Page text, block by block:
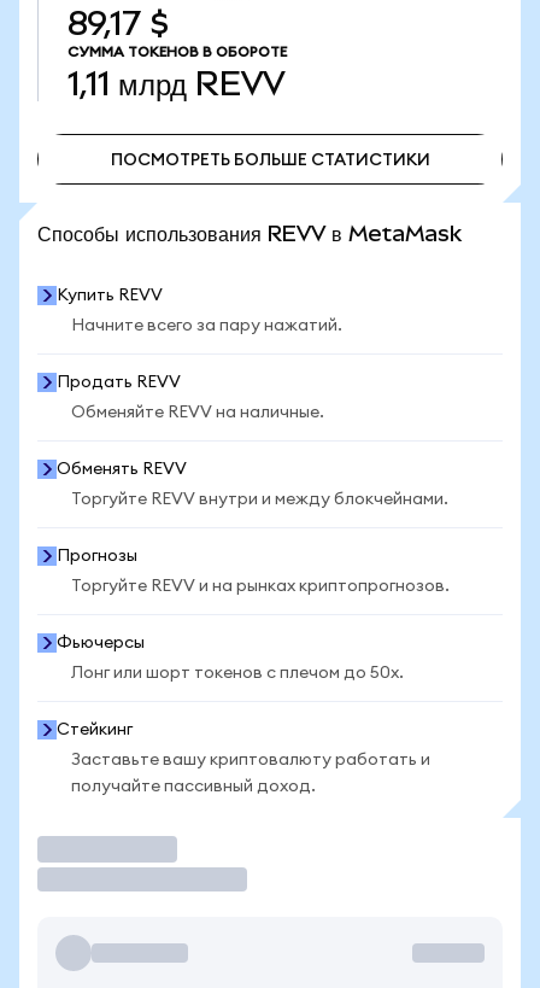
89,17 $
СУММА ТОКЕНОВ В ОБОРОТЕ
1,11 млрд REVV
ПОСМОТРЕТЬ БОЛЬШЕ СТАТИСТИКИ
Способы использования REVV в MetaMask
Купить REVV
Начните всего за пару нажатий.
Продать REVV
Обменяйте REVV на наличные.
Обменять REVV
Торгуйте REVV внутри и между блокчейнами.
Прогнозы
Торгуйте REVV и на рынках криптопрогнозов.
Фьючерсы
Лонг или шорт токенов с плечом до 50x.
Стейкинг
Заставьте вашу криптовалюту работать и
получайте пассивный доход.